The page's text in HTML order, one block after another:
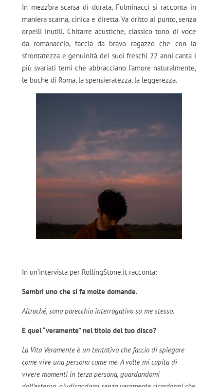
In mezz’ora scarsa di durata, Fulminacci si racconta in
maniera scarna, cinica e diretta. Va dritto al punto, senza
orpelli inutili. Chitarre acustiche, classico tono di voce
da romanaccio, faccia da bravo ragazzo che con la
sfrontatezza e genuinità dei suoi freschi 22 anni canta i
più svariati temi che abbracciano l’amore naturalmente,
le buche di Roma, la spensieratezza, la leggerezza.
In un’intervista per RollingStone.it racconta:
Sembri uno che si fa molte domande.
Altroché, sono parecchio interrogativo su me stesso.
E quel “veramente” nel titolo del tuo disco?
La Vita Veramente è un tentativo che faccio di spiegare
come vive una persona come me. A volte mi capita di
vivere momenti in terza persona, guardandomi